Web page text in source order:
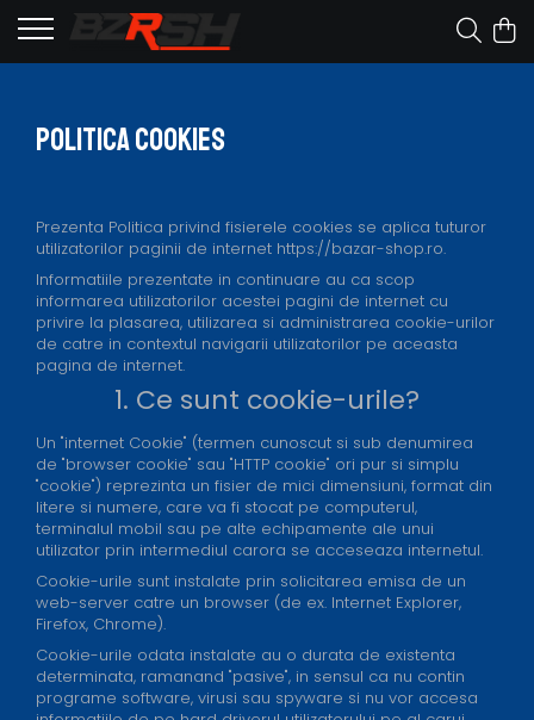
Politica Cookies
Prezenta Politica privind fisierele cookies se aplica tuturor
utilizatorilor paginii de internet https://bazar-shop.ro.
Informatiile prezentate in continuare au ca scop
informarea utilizatorilor acestei pagini de internet cu
privire la plasarea, utilizarea si administrarea cookie-urilor
de catre in contextul navigarii utilizatorilor pe aceasta
pagina de internet.
1. Ce sunt cookie-urile?
Un "internet Cookie" (termen cunoscut si sub denumirea
de "browser cookie" sau "HTTP cookie" ori pur si simplu
"cookie") reprezinta un fisier de mici dimensiuni, format din
litere si numere, care va fi stocat pe computerul,
terminalul mobil sau pe alte echipamente ale unui
utilizator prin intermediul carora se acceseaza internetul.
Cookie-urile sunt instalate prin solicitarea emisa de un
web-server catre un browser (de ex. Internet Explorer,
Firefox, Chrome).
Cookie-urile odata instalate au o durata de existenta
determinata, ramanand "pasive", in sensul ca nu contin
programe software, virusi sau spyware si nu vor accesa